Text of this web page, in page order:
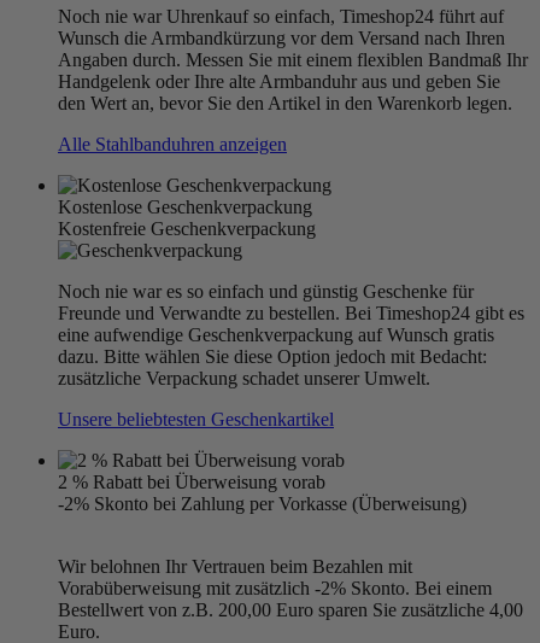
Noch nie war Uhrenkauf so einfach, Timeshop24 führt auf
Wunsch die Armbandkürzung vor dem Versand nach Ihren
Angaben durch. Messen Sie mit einem flexiblen Bandmaß Ihr
Handgelenk oder Ihre alte Armbanduhr aus und geben Sie
den Wert an, bevor Sie den Artikel in den Warenkorb legen.
Alle Stahlbanduhren anzeigen
Kostenlose Geschenkverpackung
Kostenfreie Geschenkverpackung
Noch nie war es so einfach und günstig Geschenke für
Freunde und Verwandte zu bestellen. Bei Timeshop24 gibt es
eine aufwendige Geschenkverpackung auf Wunsch gratis
dazu. Bitte wählen Sie diese Option jedoch mit Bedacht:
zusätzliche Verpackung schadet unserer Umwelt.
Unsere beliebtesten Geschenkartikel
2 % Rabatt bei Überweisung vorab
-2% Skonto bei Zahlung per Vorkasse (Überweisung)
Wir belohnen Ihr Vertrauen beim Bezahlen mit
Vorabüberweisung mit zusätzlich -2% Skonto. Bei einem
Bestellwert von z.B. 200,00 Euro sparen Sie zusätzliche 4,00
Euro.